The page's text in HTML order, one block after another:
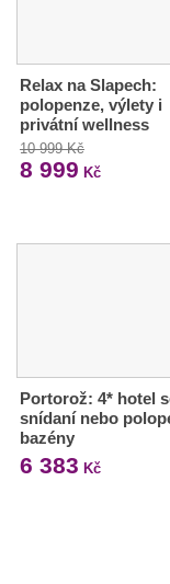
Relax na Slapech:
polopenze, výlety i
privátní wellness
10 999 Kč
8 999 Kč
Portorož: 4* hotel
snídaní nebo
bazény
6 383 Kč